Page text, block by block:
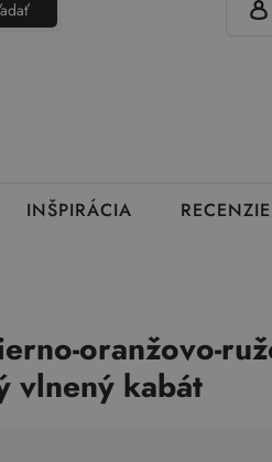
+420 777 319 477 (Pon - Pia 7:00 -
INŠPIRÁCIA RECENZIE
oranžovo-
vlnený kabát